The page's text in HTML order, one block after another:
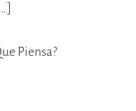
Piensa?